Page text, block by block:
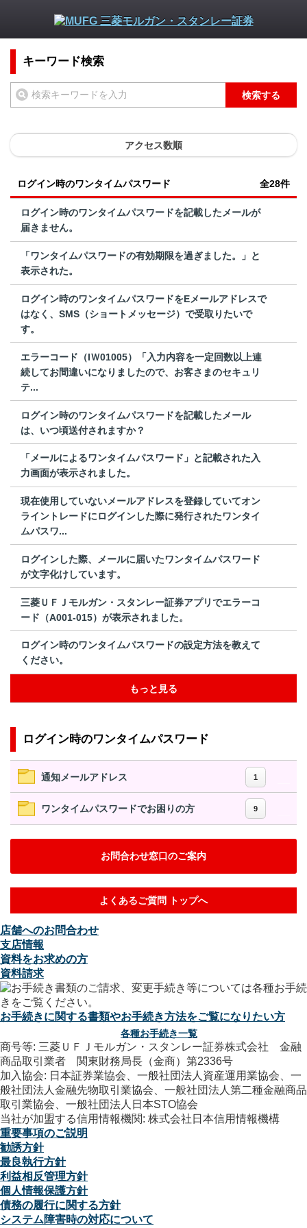
キーワード検索
検索する
アクセス数順
ログイン時のワンタイムパスワード 全28件
ログイン時のワンタイムパスワードを記載したメールが
届きません。
「ワンタイムパスワードの有効期限を過ぎました。」と
表示された。
ログイン時のワンタイムパスワードをEメールアドレスで
はなく、SMS（ショートメッセージ）で受取りたいで
す。
エラーコード（IＷ01005）「入力内容を一定回数以上連
続してお間違いになりましたので、お客さまのセキュリ
テ...
ログイン時のワンタイムパスワードを記載したメール
は、いつ頃送付されますか？
「メールによるワンタイムパスワード」と記載された入
力画面が表示されました。
現在使用していないメールアドレスを登録していてオン
ライントレードにログインした際に発行されたワンタイ
ムパスワ...
ログインした際、メールに届いたワンタイムパスワード
が文字化けしています。
三菱ＵＦＪモルガン・スタンレー証券アプリでエラーコ
ード（A001-015）が表示されました。
ログイン時のワンタイムパスワードの設定方法を教えて
ください。
もっと見る
ログイン時のワンタイムパスワード
通知メールアドレス 1
ワンタイムパスワードでお困りの方 9
お問合わせ窓口のご案内
よくあるご質問 トップへ
店舗へのお問合わせ
支店情報
資料をお求めの方
資料請求
お手続きに関する書類やお手続き方法をご覧になりたい方
各種お手続き一覧
商号等: 三菱ＵＦＪモルガン・スタンレー証券株式会社 金融
商品取引業者 関東財務局長（金商）第2336号
加入協会: 日本証券業協会、一般社団法人資産運用業協会、一
般社団法人金融先物取引業協会、一般社団法人第二種金融商品
取引業協会、一般社団法人日本STO協会
当社が加盟する信用情報機関: 株式会社日本信用情報機構
重要事項のご説明
勧誘方針
最良執行方針
利益相反管理方針
個人情報保護方針
債務の履行に関する方針
システム障害時の対応について